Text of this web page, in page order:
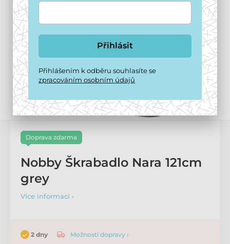
Doprava zdarma
Nobby Škrabadlo Nara 121cm
grey
Více informací ›
2 dny
Možnosti dopravy ›
Přihlásit
Přihlášením k odběru souhlasíte se
zpracováním osobním údajů